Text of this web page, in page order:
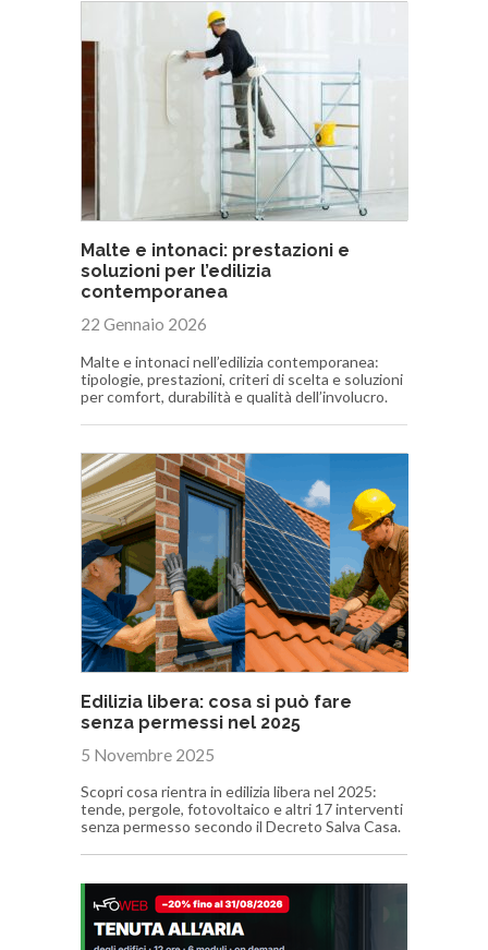
Malte e intonaci: prestazioni e
soluzioni per l’edilizia
contemporanea
22 Gennaio 2026
Malte e intonaci nell’edilizia contemporanea:
tipologie, prestazioni, criteri di scelta e soluzioni
per comfort, durabilità e qualità dell’involucro.
Edilizia libera: cosa si può fare
senza permessi nel 2025
5 Novembre 2025
Scopri cosa rientra in edilizia libera nel 2025:
tende, pergole, fotovoltaico e altri 17 interventi
senza permesso secondo il Decreto Salva Casa.